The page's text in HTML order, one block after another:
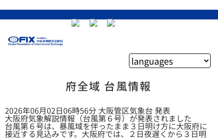
府全域 台風情報
2026年06月02日06時56分 大阪管区気象台 発表
大阪府気象解説情報（台風第６号）が発表されました
台風第６号は、暴風域を伴ったまま３日明け方に大阪府に
接近する見込みです。大阪府では、２日夜遅くから３日明